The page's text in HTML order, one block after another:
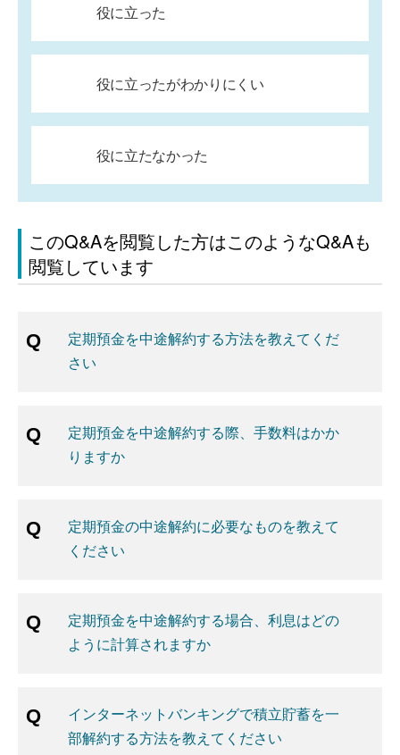
役に立った
役に立ったがわかりにくい
役に立たなかった
このQ&Aを閲覧した方はこのようなQ&Aも
閲覧しています
定期預金を中途解約する方法を教えてくだ
さい
定期預金を中途解約する際、手数料はかか
りますか
定期預金の中途解約に必要なものを教えて
ください
定期預金を中途解約する場合、利息はどの
ように計算されますか
インターネットバンキングで積立貯蓄を一
部解約する方法を教えてください